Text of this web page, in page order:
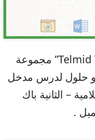
تجدون هنا في موقعنا “تلميذ تيس Telmid TICE” مجموعة
و حلول لدرس مدخل
(التربية الإسلامية – الثانية باك